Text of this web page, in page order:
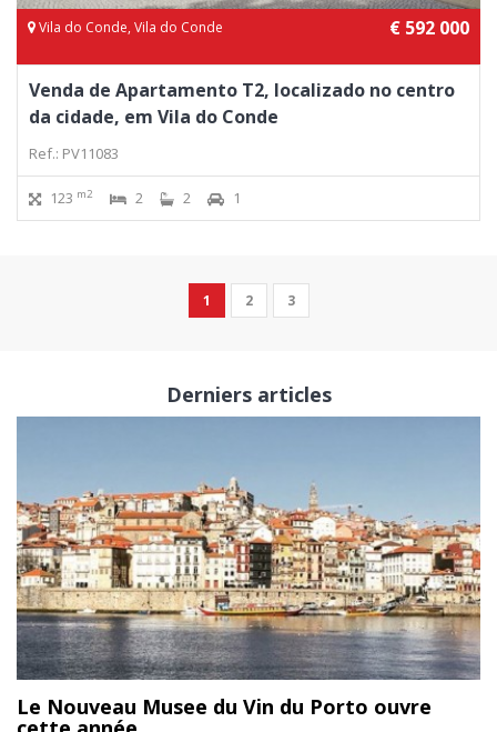
Vila do Conde, Vila do Conde € 592 000
Venda de Apartamento T2, localizado no centro
da cidade, em Vila do Conde
Ref.: PV11083
123 m2 2 2 1
1 2 3
Derniers articles
Le Nouveau Musee du Vin du Porto ouvre